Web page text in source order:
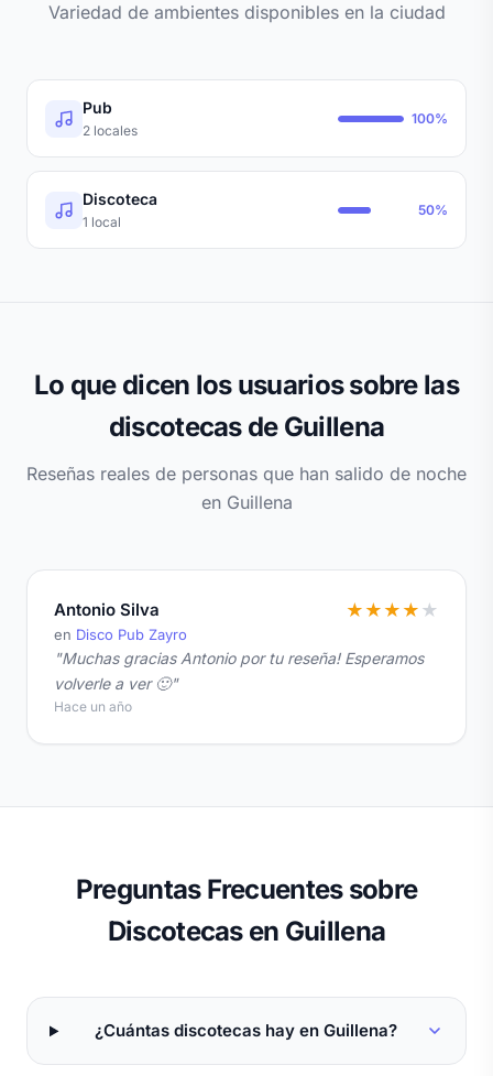
Variedad de ambientes disponibles en la ciudad
Pub
2 locales
100%
Discoteca
1 local
50%
Lo que dicen los usuarios sobre las
discotecas de Guillena
Reseñas reales de personas que han salido de noche
en Guillena
Antonio Silva
en Disco Pub Zayro
★ ★ ★ ★ ★
"Muchas gracias Antonio por tu reseña! Esperamos
volverle a ver 🙂"
Hace un año
Preguntas Frecuentes sobre
Discotecas en Guillena
¿Cuántas discotecas hay en Guillena?